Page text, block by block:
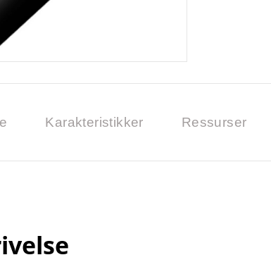
Karakteristikker Ressurser